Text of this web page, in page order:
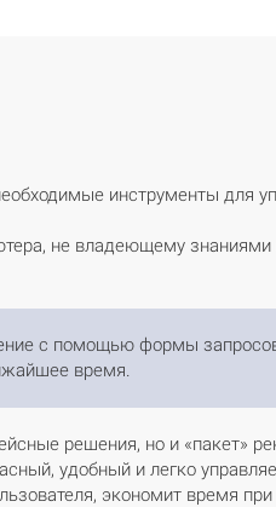
инструменты для
не владеющему знаниями
с помощью формы
время.
решения, но и «пакет»
удобный и легко
экономит время